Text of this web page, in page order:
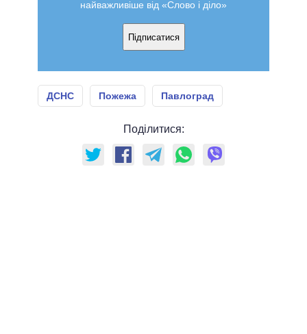
найважливіше від «Слово і діло»
Підписатися
ДСНС Пожежа Павлоград
Поділитися: